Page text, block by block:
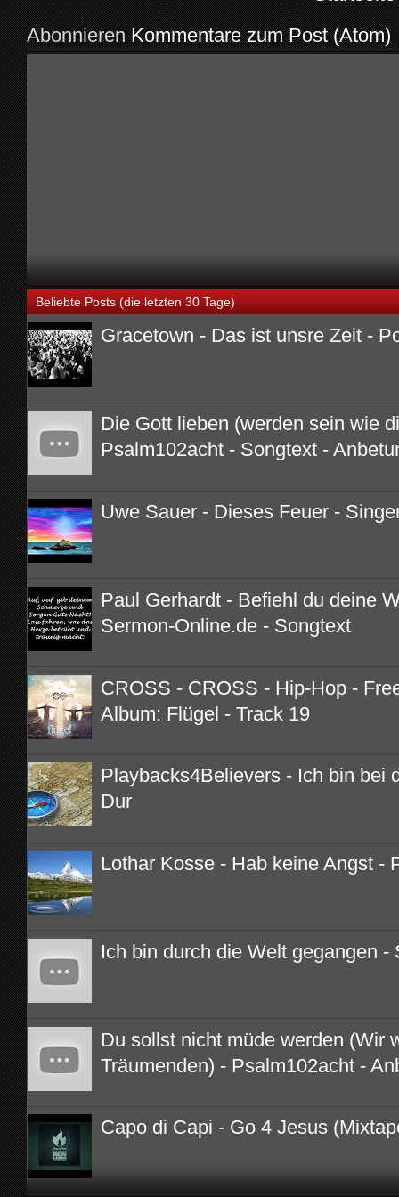
AbonnierenKommentare zum Post (Atom)
Beliebte Posts (die letzten 30 Tage)
Gracetown - Das ist unsre Zeit -
Die Gott lieben (werden sein wie
Psalm102acht - Songtext -
Uwe Sauer - Dieses Feuer -
Paul Gerhardt - Befiehl du deine
Sermon-Online.de - Songtext
CROSS - CROSS - Hip-Hop -
Album: Flügel - Track 19
Playbacks4Believers - Ich bin bei
Dur
Lothar Kosse - Hab keine Angst -
Ich bin durch die Welt gegangen
Du sollst nicht müde werden (Wir
Träumenden) - Psalm102acht -
Capo di Capi - Go 4 Jesus